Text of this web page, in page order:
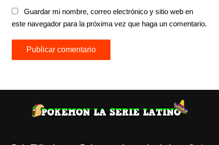
Guardar mi nombre, correo electrónico y sitio web en
este navegador para la próxima vez que haga un comentario.